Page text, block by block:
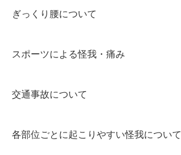
ぎっくり腰について
スポーツによる怪我・痛み
交通事故について
各部位ごとに起こりやすい怪我について